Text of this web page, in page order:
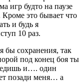
игр будто на паузе
это бывает что
и будь я
10 раз.
бы сохранения, так
под конец боя ты
и…. один
позади меня… а